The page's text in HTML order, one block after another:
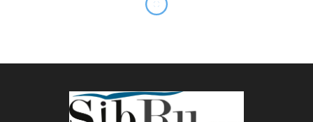
поменял структуру посевов
в России
Редакция SibRu.com 20.05.2026 Updated: